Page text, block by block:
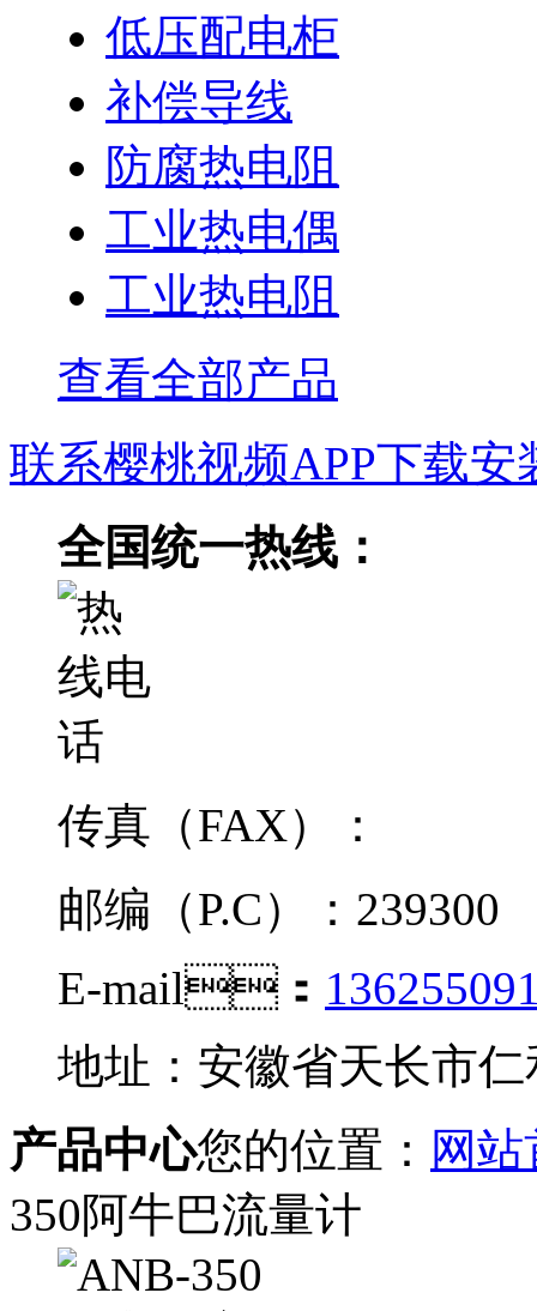
低压配电柜
补偿导线
防腐热电阻
工业热电偶
工业热电阻
查看全部产品
联系樱桃视频APP下载安
全国统一热线：
传真（FAX）：
邮编（P.C）：239300
E-mail：
地址：安徽省天长市
产品中心您的位置： 网
350阿牛巴流量计